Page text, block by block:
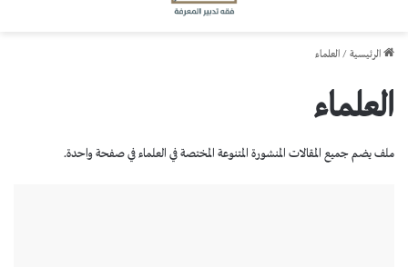
الرئيسية / العلماء
العلماء
ملف يضم جميع المقالات المنشورة المتنوعة المختصة في العلماء في صفحة واحدة.